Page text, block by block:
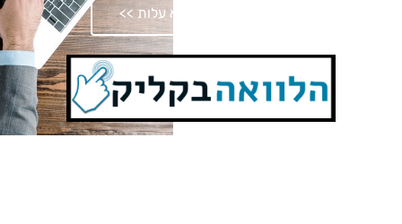
בדיקת התאמה ללא עלות >>